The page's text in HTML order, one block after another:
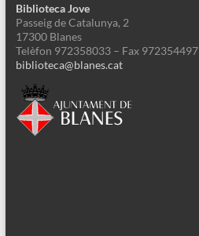
Biblioteca Jove
Passeig de Catalunya, 2
17300 Blanes
Telèfon 972358033 – Fax 972354497
biblioteca@blanes.cat